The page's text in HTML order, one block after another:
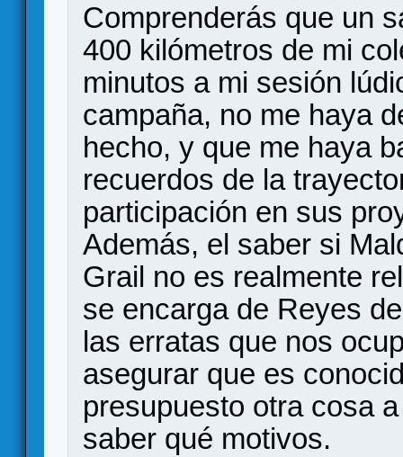
Comprenderás que un
400 kilómetros de mi
minutos a mi sesión
campaña, no me haya
hecho, y que me haya
recuerdos de la
participación en sus
Además, el saber si
Grail no es realmente
se encarga de Reyes
las erratas que nos
asegurar que es
presupuesto otra cosa
saber qué motivos.